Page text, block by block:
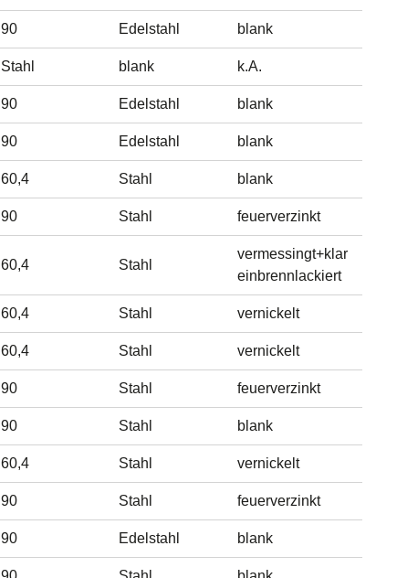
90 Edelstahl blank
Stahl blank k.A.
90 Edelstahl blank
90 Edelstahl blank
60,4 Stahl blank
90 Stahl feuerverzinkt
60,4 Stahl
vermessingt+klar
einbrennlackiert
60,4 Stahl vernickelt
60,4 Stahl vernickelt
90 Stahl feuerverzinkt
90 Stahl blank
60,4 Stahl vernickelt
90 Stahl feuerverzinkt
90 Edelstahl blank